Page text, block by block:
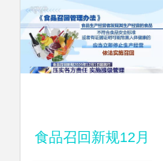
食品召回新规12月